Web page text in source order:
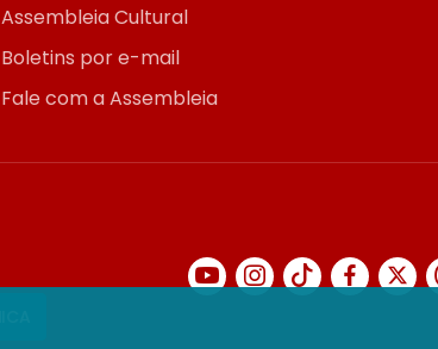
Assembleia Cultural
Boletins por e-mail
Fale com a Assembleia